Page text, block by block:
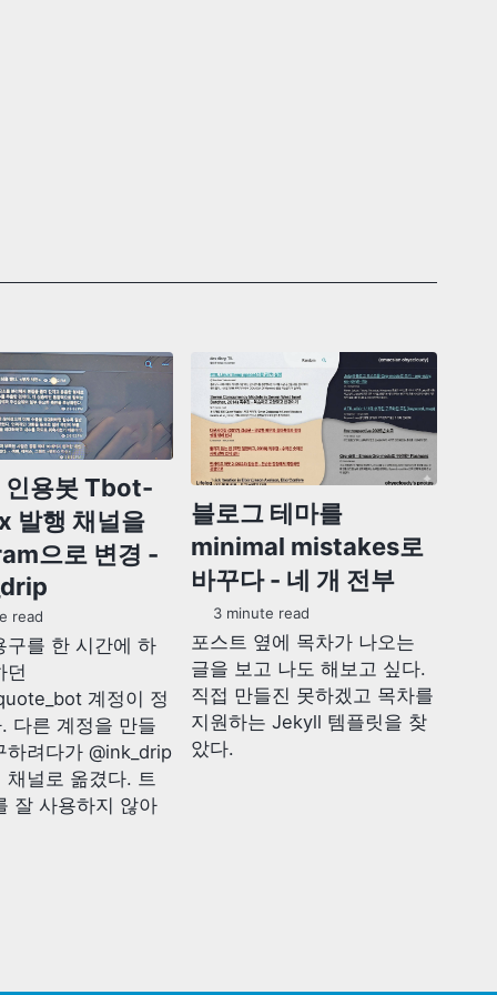
인용봇 Tbot-
발행 채널을
으로 변경 -
read
구를 한 시간에 하
던
계정이 정
다른 계정을 만들
하려다가 @ink_drip
채널로 옮겼다. 트
잘 사용하지 않아
블로그 테마를
minimal mistakes로
바꾸다 - 네 개 전부
3 minute read
포스트 옆에 목차가 나오는
글을 보고 나도 해보고 싶다.
직접 만들진 못하겠고 목차를
지원하는 Jekyll 템플릿을 찾
았다.